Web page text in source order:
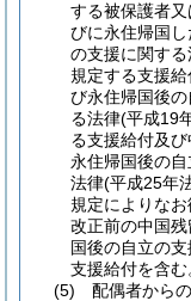
する被保護者
びに永住帰国
の支援に関する
規定する支援給
び永住帰国後
る法律(平成19
る支援給付及
永住帰国後の
法律(平成25年
規定によりな
改正前の中国
国後の自立の
支援給付を含む
(5)
配偶者から